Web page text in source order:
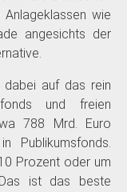
wie
angesichts der
dabei auf das rein
und freien
788 Mrd. Euro
Publikumsfonds.
Prozent oder um
ist das beste